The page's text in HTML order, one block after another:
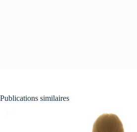
Publications similaires